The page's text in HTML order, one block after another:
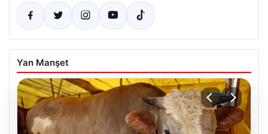
Yan Manşet